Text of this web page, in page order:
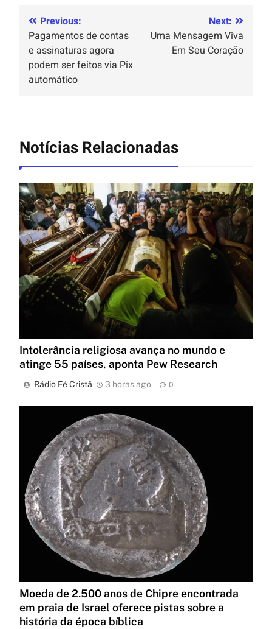
Previous:
Pagamentos de contas
e assinaturas agora
podem ser feitos via Pix
automático
Next:
Uma Mensagem Viva
Em Seu Coração
Notícias Relacionadas
Intolerância religiosa avança no mundo e
atinge 55 países, aponta Pew Research
Rádio Fé Cristã 3 horas ago 0
Moeda de 2.500 anos de Chipre encontrada
em praia de Israel oferece pistas sobre a
história da época bíblica